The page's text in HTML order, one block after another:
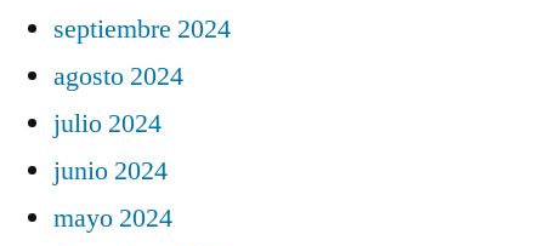
septiembre 2024
agosto 2024
julio 2024
junio 2024
mayo 2024